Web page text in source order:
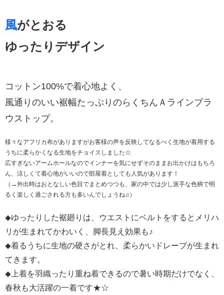
風がとおる
ゆったりデザイン
コットン100%で着心地よく、
風通りのいい裾幅たっぷりのらくちんＡラインブラ
ウストップ。
様々なアフリカ布がありますがお客様の声を反映してなるべく生地が着用する
うちに柔らかくなる生地をチョイスしました☆
広すぎないアームホールなのでインナーを気にせずそのままお出かけはもちろ
ん、涼しくて着心地がいいので部屋着としても人気があります！
（→外出時はおとなしい色目でまとめつつも、家の中では少し派手な色柄で明
るく楽しく過ごされる方も多いんでしょうね♫）
◆ゆったりした裾廻りは、ウエストにベルトをするとメリハ
リが生まれてかわいく、脚長見え効果も♪
◆着るうちに生地の硬さがとれ、柔らかいドレープが生まれ
てきます。
◆上着を羽織ったり重ね着できるので暑い時期だけでなく、
春秋も大活躍の一着です★☆